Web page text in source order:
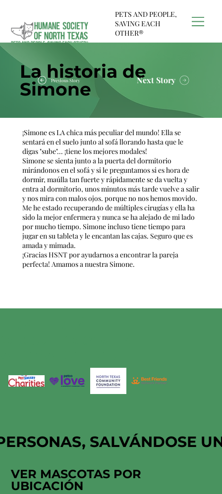
PETS AND PEOPLE,
SAVING EACH
OTHER®
La historia de
Simone
Next Story
Previous Story
¡Simone es LA chica más peculiar del mundo! Ella se
sentará en el suelo junto al sofá llorando hasta que le
digas "sube"... ¡tiene los mejores modales!
Simone se sienta junto a la puerta del dormitorio
mirándonos en el sofá y si le preguntamos si es hora de
dormir, maúlla tan fuerte y rápidamente se da vuelta y
entra al dormitorio, unos minutos más tarde vuelve a salir
y nos mira con malos ojos. porque no nos hemos movido.
Me he estado recuperando de múltiples cirugías y ella ha
sido la mejor enfermera y nunca se ha alejado de mi lado
por mucho tiempo. Simone incluso tiene tiempo para
jugar en su tableta y le encantan las cajas. Seguro que es
amada y mimada.
¡Gracias HSNT por ayudarnos a encontrar la pareja
perfecta! Amamos a nuestra Simone.
SALVÁNDOSE
VER MASCOTAS POR
UBICACIÓN